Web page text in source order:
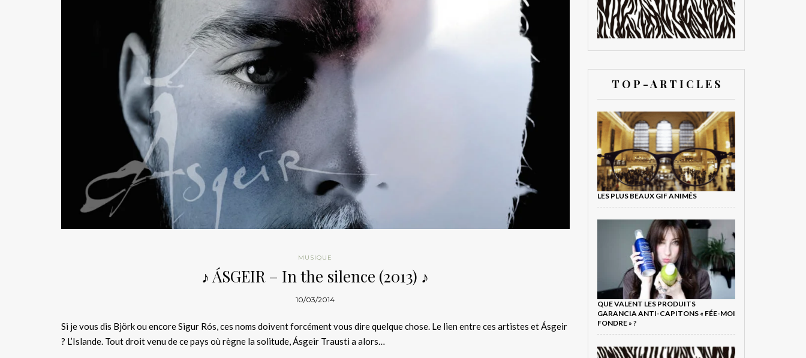
MUSIQUE
♪ ÁSGEIR – In the silence (2013) ♪
10/03/2014
Si je vous dis Björk ou encore Sigur Rós, ces noms doivent forcément vous dire quelque chose. Le lien entre ces artistes et Ásgeir
? L’Islande. Tout droit venu de ce pays où règne la solitude, Ásgeir Trausti a alors…
T O P - A R T I C L E S
LES PLUS BEAUX GIF ANIMÉS
QUE VALENT LES PRODUITS
GARANCIA ANTI-CAPITONS « FÉE-MOI
FONDRE » ?